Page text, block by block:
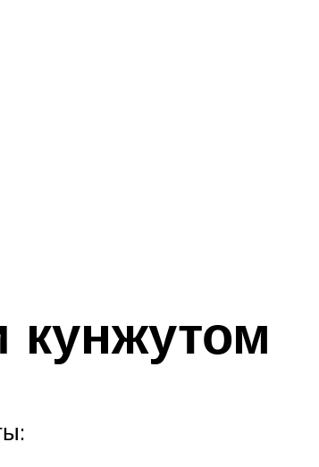
кунжутом